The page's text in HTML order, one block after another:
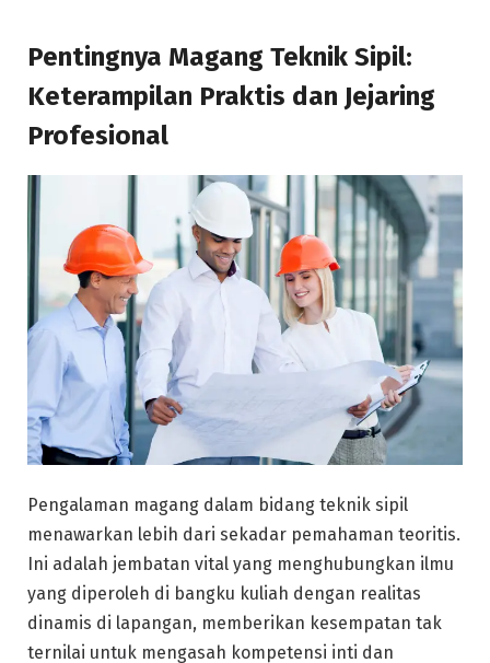
Pentingnya Magang Teknik Sipil:
Keterampilan Praktis dan Jejaring
Profesional
Pengalaman magang dalam bidang teknik sipil
menawarkan lebih dari sekadar pemahaman teoritis.
Ini adalah jembatan vital yang menghubungkan ilmu
yang diperoleh di bangku kuliah dengan realitas
dinamis di lapangan, memberikan kesempatan tak
ternilai untuk mengasah kompetensi inti dan